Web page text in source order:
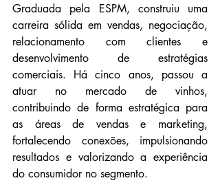
Graduada pela ESPM, construiu uma
carreira sólida em vendas, negociação,
relacionamento com clientes e
desenvolvimento de estratégias
comerciais. Há cinco anos, passou a
atuar no mercado de vinhos,
contribuindo de forma estratégica para
as áreas de vendas e marketing,
fortalecendo conexões, impulsionando
resultados e valorizando a experiência
do consumidor no segmento.